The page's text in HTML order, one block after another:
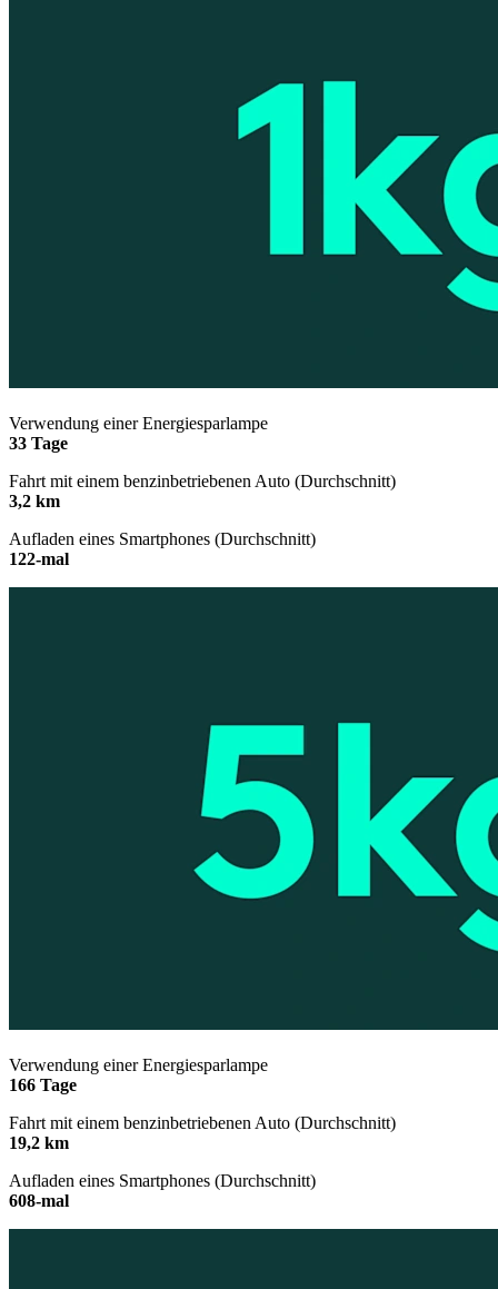
Verwendung einer Energiesparlampe
33 Tage
Fahrt mit einem benzinbetriebenen Auto (Durchschnitt)
3,2 km
Aufladen eines Smartphones (Durchschnitt)
122-mal
Verwendung einer Energiesparlampe
166 Tage
Fahrt mit einem benzinbetriebenen Auto (Durchschnitt)
19,2 km
Aufladen eines Smartphones (Durchschnitt)
608-mal